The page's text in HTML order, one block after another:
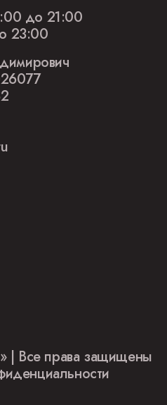
до 21:00
23:00
| Все права защищены